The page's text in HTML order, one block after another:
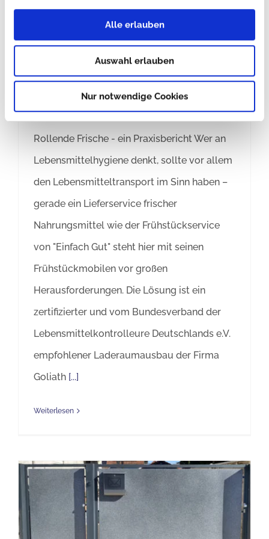
Alle erlauben
Auswahl erlauben
Nur notwendige Cookies
Rollende Frische im
Frühstückmobil
Vanessa Gerlach | 4. Mai 2021 | Aktuelles
Rollende Frische - ein Praxisbericht Wer an
Lebensmittelhygiene denkt, sollte vor allem
den Lebensmitteltransport im Sinn haben –
gerade ein Lieferservice frischer
Nahrungsmittel wie der Frühstückservice
von "Einfach Gut" steht hier mit seinen
Frühstückmobilen vor großen
Herausforderungen. Die Lösung ist ein
zertifizierter und vom Bundesverband der
Lebensmittelkontrolleure Deutschlands e.V.
empfohlener Laderaumausbau der Firma
Goliath [...]
Weiterlesen